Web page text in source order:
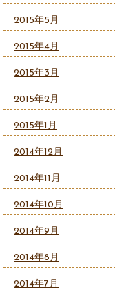
2015年5月
2015年4月
2015年3月
2015年2月
2015年1月
2014年12月
2014年11月
2014年10月
2014年9月
2014年8月
2014年7月